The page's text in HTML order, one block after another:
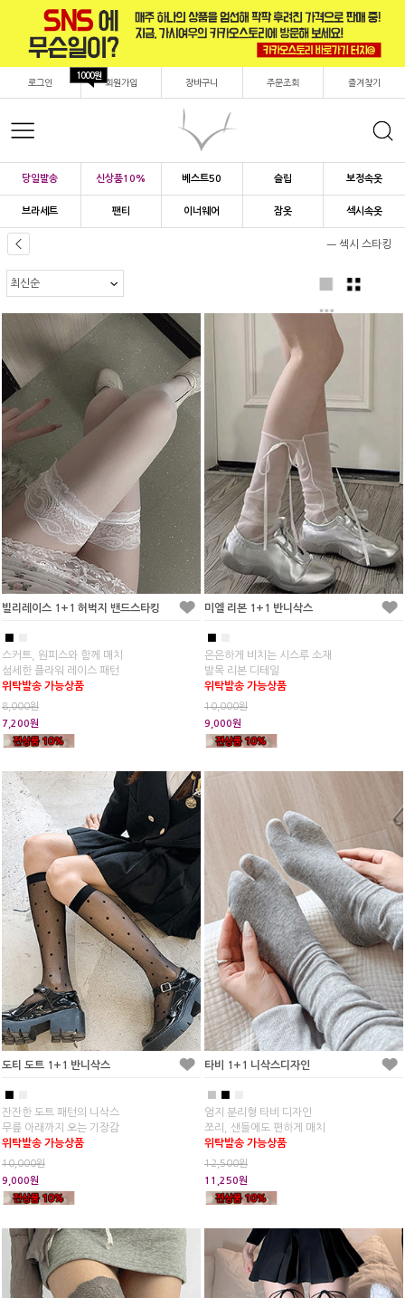
로그인 회원가입
1000원
장바구니 주문조회 즐겨찾기
당일발송 신상품10% 베스트50 슬립 보정속옷
브라세트 팬티 이너웨어 잠옷 섹시속옷
ㅡ 섹시 스타킹
빌리레이스 1+1 허벅지 밴드스타킹
■
스커트, 원피스와 함께 매치
섬세한 플라워 레이스 패턴
위탁발송 가능상품
8,000원
7,200원
미엘 리본 1+1 반니삭스
■
은은하게 비치는 시스루 소재
발목 리본 디테일
위탁발송 가능상품
10,000원
9,000원
도티 도트 1+1 반니삭스
■
잔잔한 도트 패턴의 니삭스
무릎 아래까지 오는 기장감
위탁발송 가능상품
10,000원
9,000원
타비 1+1 니삭스디자인
■
엄지 분리형 타비 디자인
쪼리, 샌들에도 편하게 매치
위탁발송 가능상품
12,500원
11,250원